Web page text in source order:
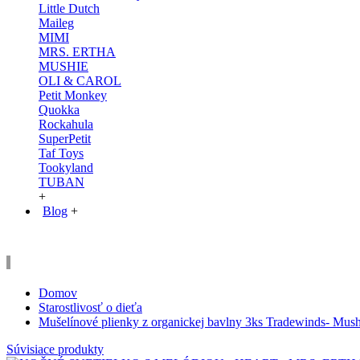
Little Dutch
Maileg
MIMI
MRS. ERTHA
MUSHIE
OLI & CAROL
Petit Monkey
Quokka
Rockahula
SuperPetit
Taf Toys
Tookyland
TUBAN
+
Blog +
Domov
Starostlivosť o dieťa
Mušelínové plienky z organickej bavlny 3ks Tradewinds-
Súvisiace produkty